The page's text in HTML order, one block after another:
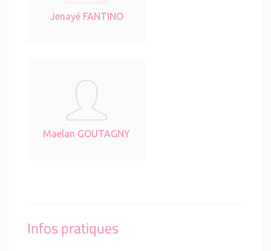
Jenayé FANTINO
Maelan GOUTAGNY
Infos pratiques